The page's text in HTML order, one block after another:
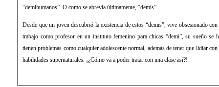
“demihumanos”. O como se abrevia últimamente, “demis”.
Desde que un joven descubrió la existencia de estos “demis”, vive obsesionado
trabajo como profesor en un instituto femenino para chicas “demi”, su sueño se
tienen problemas como cualquier adolescente normal, además de tener que lidiar
habilidades supernaturales. ¡¿Cómo va a poder tratar con una clase así?!